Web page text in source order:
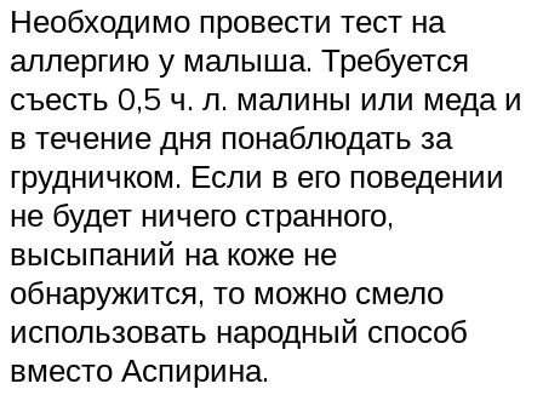
Необходимо провести тест на
аллергию у малыша. Требуется
съесть 0,5 ч. л. малины или меда и
в течение дня понаблюдать за
грудничком. Если в его поведении
не будет ничего странного,
высыпаний на коже не
обнаружится, то можно смело
использовать народный способ
вместо Аспирина.